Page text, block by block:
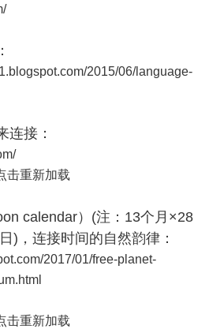
2015/06/language-
连接：
击重新加载
calendar）(注：13个月×28
)，连接时间的自然韵律：
2017/01/free-planet-
击重新加载